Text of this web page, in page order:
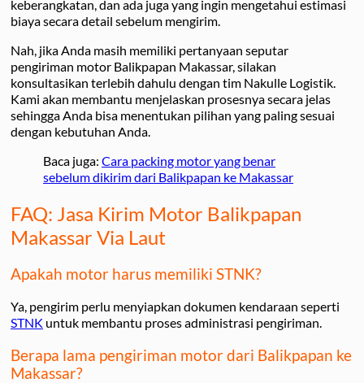
keberangkatan, dan ada juga yang ingin mengetahui estimasi
biaya secara detail sebelum mengirim.
Nah, jika Anda masih memiliki pertanyaan seputar
pengiriman motor Balikpapan Makassar, silakan
konsultasikan terlebih dahulu dengan tim Nakulle Logistik.
Kami akan membantu menjelaskan prosesnya secara jelas
sehingga Anda bisa menentukan pilihan yang paling sesuai
dengan kebutuhan Anda.
Baca juga: Cara packing motor yang benar
sebelum dikirim dari Balikpapan ke Makassar
FAQ: Jasa Kirim Motor Balikpapan
Makassar Via Laut
Apakah motor harus memiliki STNK?
Ya, pengirim perlu menyiapkan dokumen kendaraan seperti
STNK untuk membantu proses administrasi pengiriman.
Berapa lama pengiriman motor dari Balikpapan ke
Makassar?